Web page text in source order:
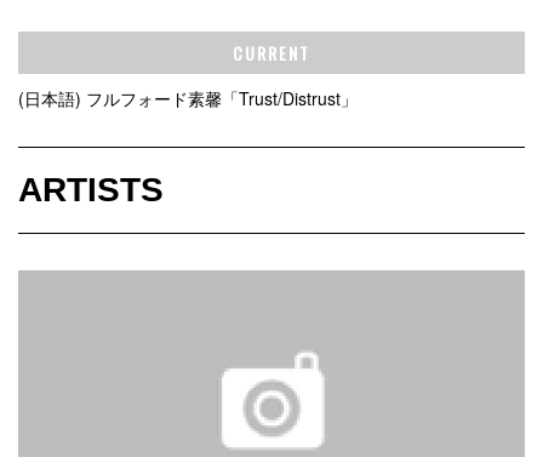
CURRENT
(日本語) フルフォード素馨「Trust/Distrust」
ARTISTS